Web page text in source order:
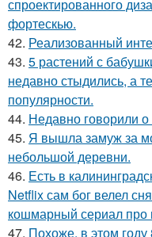
спроектированного
фортескью.
42. Реализованный
43. 5 растений с
недавно стыдились, а
популярности.
44. Недавно говорили о
45. Я вышла замуж за
небольшой деревни.
46. Есть в
Netflix сам бог велел
кошмарный сериал про
47. Похоже, в этом